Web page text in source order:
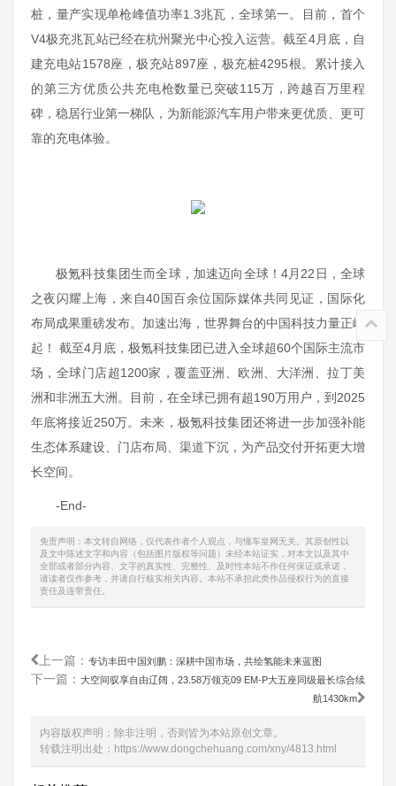
桩，量产实现单枪峰值功率1.3兆瓦，全球第一。目前，首个
V4极充兆瓦站已经在杭州聚光中心投入运营。截至4月底，自
建充电站1578座，极充站897座，极充桩4295根。累计接入
的第三方优质公共充电枪数量已突破115万，跨越百万里程
碑，稳居行业第一梯队，为新能源汽车用户带来更优质、更可
靠的充电体验。
极氪科技集团生而全球，加速迈向全球！4月22日，全球
之夜闪耀上海，来自40国百余位国际媒体共同见证，国际化
布局成果重磅发布。加速出海，世界舞台的中国科技力量正崛
起！ 截至4月底，极氪科技集团已进入全球超60个国际主流市
场，全球门店超1200家，覆盖亚洲、欧洲、大洋洲、拉丁美
洲和非洲五大洲。目前，在全球已拥有超190万用户，到2025
年底将接近250万。未来，极氪科技集团还将进一步加强补能
生态体系建设、门店布局、渠道下沉，为产品交付开拓更大增
长空间。
-End-
免责声明：本文转自网络，仅代表作者个人观点，与懂车皇网无关。其原创性以
及文中陈述文字和内容（包括图片版权等问题）未经本站证实，对本文以及其中
全部或者部分内容、文字的真实性、完整性、及时性本站不作任何保证或承诺，
请读者仅作参考，并请自行核实相关内容。本站不承担此类作品侵权行为的直接
责任及连带责任。
上一篇： 专访丰田中国刘鹏：深耕中国市场，共绘氢能未来蓝图
下一篇： 大空间驭享自由辽阔，23.58万领克09 EM-P大五座同级最长综合续
航1430km
内容版权声明：除非注明，否则皆为本站原创文章。
转载注明出处： https://www.dongchehuang.com/xny/4813.html